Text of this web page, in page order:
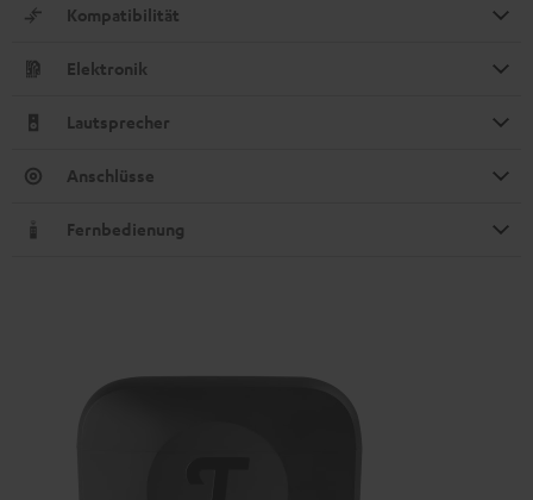
Kompatibilität
Elektronik
Lautsprecher
Anschlüsse
Fernbedienung